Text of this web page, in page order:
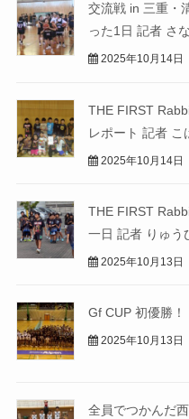
交流戦 in 三重・
った1日 記者 さな
2025年10月14日
THE FIRST
レポート 記者 こ
2025年10月14日
THE FIRST
一日 記者 りゅう
2025年10月13日
Gf CUP 初優勝！
2025年10月13日
全員でつかんだ